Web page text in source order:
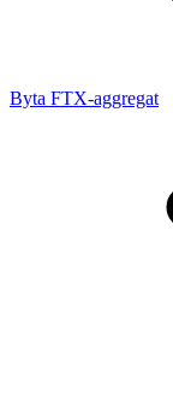
Byta FTX-aggregat